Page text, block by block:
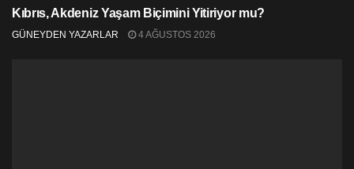
Kıbrıs, Akdeniz Yaşam Biçimini Yitiriyor mu?
GÜNEYDEN YAZARLAR 4 AĞUSTOS 2026